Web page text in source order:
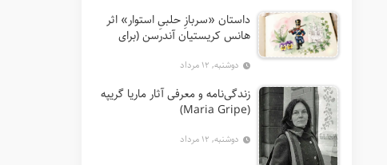
داستان «سربازِ حلبیِ استوار» اثر
هانس کریستیان آندرسن (برای
دوشنبه, ۱۲ مرداد
زندگی‌نامه و معرفی آثار ماریا گریپه
(Maria Gripe)
دوشنبه, ۱۲ مرداد